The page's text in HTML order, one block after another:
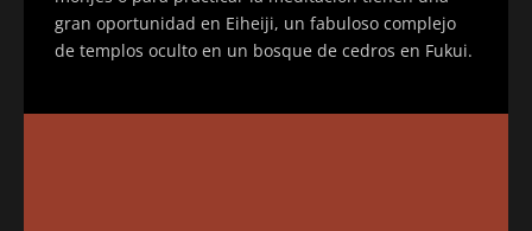
gran oportunidad en Eiheiji, un fabuloso complejo
de templos oculto en un bosque de cedros en Fukui.